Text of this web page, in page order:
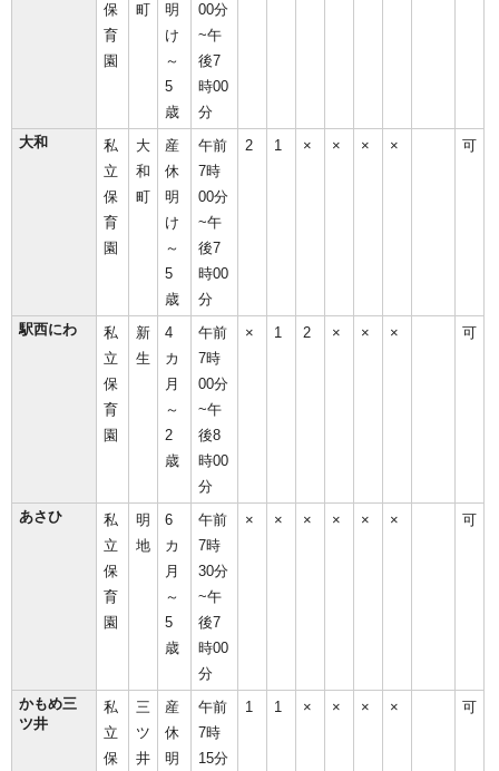
保
育
園
町
明
け
～
5
歳
00分
~午
後7
時00
分
大和
私
立
保
育
園
大
和
町
産
休
明
け
～
5
歳
午前
7時
00分
~午
後7
時00
分
2 1 × × × × 可
駅西にわ
私
立
保
育
園
新
生
4
カ
月
～
2
歳
午前
7時
00分
~午
後8
時00
分
× 1 2 × × × 可
あさひ
私
立
保
育
園
明
地
6
カ
月
～
5
歳
午前
7時
30分
~午
後7
時00
分
× × × × × × 可
かもめ三
ツ井
私
立
保
三
ツ
井
産
休
明
午前
7時
15分
1 1 × × × × 可